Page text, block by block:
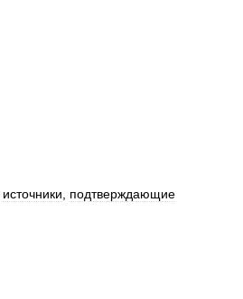
источники
подтверждающие